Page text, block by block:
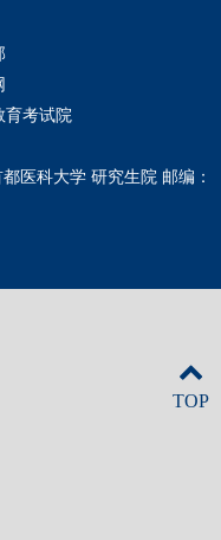
育考试院
医科大学 研究生院 邮编：
TOP